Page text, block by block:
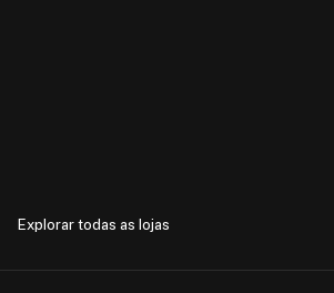
Explorar todas as lojas